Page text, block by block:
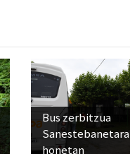
Bus zerbitzua
honetan